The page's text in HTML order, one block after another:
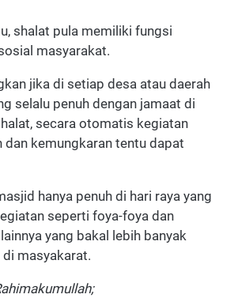
shalat pula memiliki fungsi
masyarakat.
jika di setiap desa atau daerah
selalu penuh dengan jamaat di
secara otomatis kegiatan
dan kemungkaran tentu dapat
hanya penuh di hari raya yang
seperti foya-foya dan
yang bakal lebih banyak
masyakarat.